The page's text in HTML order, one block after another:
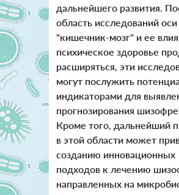
дальнейшего развития.
область исследований оси
"кишечник-мозг" и ее
психическое здоровье
расширяться, эти
могут послужить
индикаторами для
прогнозирования
Кроме того, дальнейший
в этой области может
созданию инновационных
подходов к лечению
направленных на